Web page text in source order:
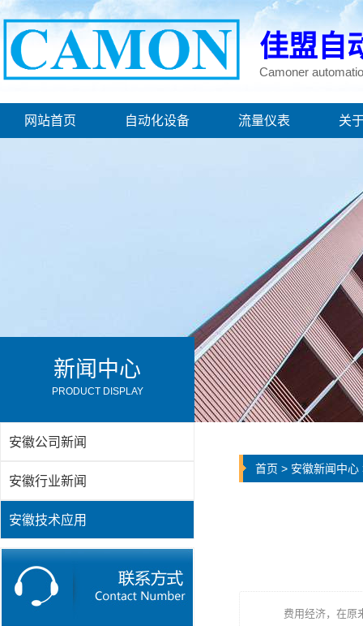
佳盟自
Camoner
网站首页 自动化设备 流量仪表 关
新闻中心
PRODUCT DISPLAY
安徽公司新闻
安徽行业新闻
安徽技术应用
首页 > 安徽新闻中心
费用经济，在原